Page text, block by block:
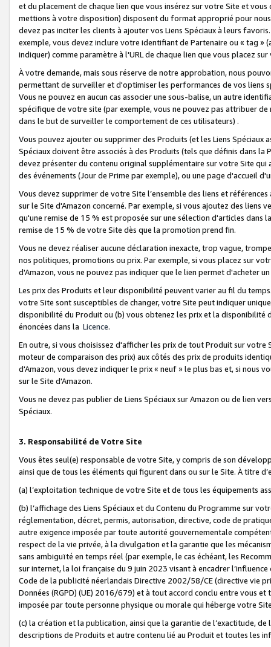
et du placement de chaque lien que vous insérez sur votre Site et
mettions à votre disposition) disposent du format approprié pour
devez pas inciter les clients à ajouter vos Liens Spéciaux à leurs
exemple, vous devez inclure votre identifiant de Partenaire ou « tag
indiquer) comme paramètre à l'URL de chaque lien que vous placez
À votre demande, mais sous réserve de notre approbation, nous
permettant de surveiller et d'optimiser les performances de vos liens
Vous ne pouvez en aucun cas associer une sous-balise, un autre
spécifique de votre site (par exemple, vous ne pouvez pas attribuer
dans le but de surveiller le comportement de ces utilisateurs) .
Vous pouvez ajouter ou supprimer des Produits (et les Liens
Spéciaux doivent être associés à des Produits (tels que définis dans
devez présenter du contenu original supplémentaire sur votre Site qui
des événements (Jour de Prime par exemple), ou une page d'accueil
Vous devez supprimer de votre Site l’ensemble des liens et
sur le Site d'Amazon concerné. Par exemple, si vous ajoutez des
qu'une remise de 15 % est proposée sur une sélection d'articles
remise de 15 % de votre Site dès que la promotion prend fin.
Vous ne devez réaliser aucune déclaration inexacte, trop vague,
nos politiques, promotions ou prix. Par exemple, si vous placez sur
d'Amazon, vous ne pouvez pas indiquer que le lien permet d'acheter
Les prix des Produits et leur disponibilité peuvent varier au fil du
votre Site sont susceptibles de changer, votre Site peut indiquer
disponibilité du Produit ou (b) vous obtenez les prix et la disponibilité
énoncées dans la Licence.
En outre, si vous choisissez d'afficher les prix de tout Produit sur
moteur de comparaison des prix) aux côtés des prix de produits
d'Amazon, vous devez indiquer le prix « neuf » le plus bas et, si nous
sur le Site d'Amazon.
Vous ne devez pas publier de Liens Spéciaux sur Amazon ou de lien
Spéciaux.
3. Responsabilité de Votre Site
Vous êtes seul(e) responsable de votre Site, y compris de son
ainsi que de tous les éléments qui figurent dans ou sur le Site. À titre
(a) l’exploitation technique de votre Site et de tous les équipements
(b) l’affichage des Liens Spéciaux et du Contenu du Programme sur
réglementation, décret, permis, autorisation, directive, code de
autre exigence imposée par toute autorité gouvernementale
respect de la vie privée, à la divulgation et la garantie que les
sans ambiguïté en temps réel (par exemple, le cas échéant, les
sur internet, la loi française du 9 juin 2023 visant à encadrer
Code de la publicité néerlandais Directive 2002/58/CE (directive vie
Données (RGPD) (UE) 2016/679) et à tout accord conclu entre vous
imposée par toute personne physique ou morale qui héberge votre
(c) la création et la publication, ainsi que la garantie de l’exactitude,
descriptions de Produits et autre contenu lié au Produit et toutes les